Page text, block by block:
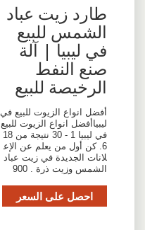
طارد زيت عباد
الشمس للبيع
في ليبيا | آلة
صنع النفط
الرخيصة للبيع
أفضل انواع الزيوت للبيع في
ليبياأفضل انواع الزيوت للبيع
في ليبيا 1 - 30 نتيجة من 18
6. كن أول من يعلم عن الإع
لانات الجديدة في زيت عباد
الشمس وزيت ذرة . 900
احصل على السعر